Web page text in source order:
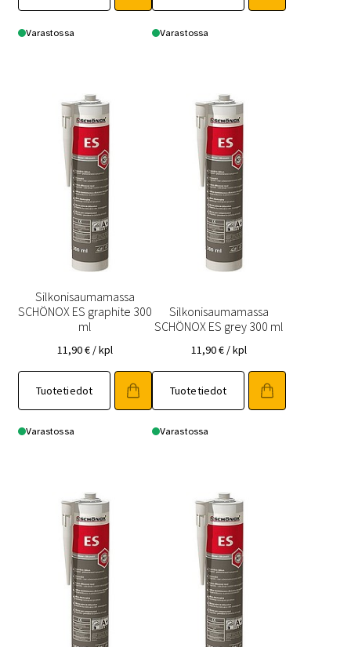
Varastossa Varastossa
Silkonisaumamassa
SCHÖNOX ES graphite 300
ml
11,90€ / kpl
Tuotetiedot
Varastossa
Silkonisaumamassa
SCHÖNOX ES grey 300 ml
11,90€ / kpl
Tuotetiedot
Varastossa